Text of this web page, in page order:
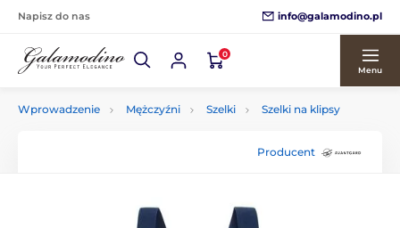
Napisz do nas info@galamodino.pl
0
Menu
Wprowadzenie Mężczyźni Szelki Szelki na klipsy
Producent